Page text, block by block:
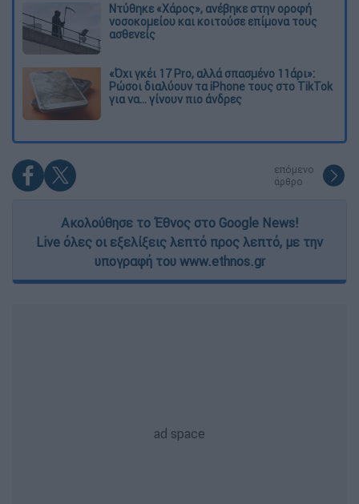
Ντύθηκε «Χάρος», ανέβηκε στην οροφή
νοσοκομείου και κοιτούσε επίμονα τους
ασθενείς
«Όχι γκέι 17 Pro, αλλά σπασμένο 11άρι»:
Ρώσοι διαλύουν τα iPhone τους στο TikTok
για να... γίνουν πιο άνδρες
επόμενο
άρθρο
Ακολούθησε το Έθνος στο Google News!
Live όλες οι εξελίξεις λεπτό προς λεπτό, με την
υπογραφή του www.ethnos.gr